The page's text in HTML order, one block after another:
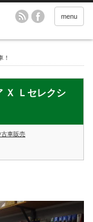
menu
！
Ｘ Ｌセレクシ
古車販売